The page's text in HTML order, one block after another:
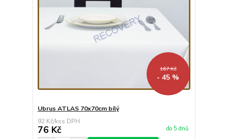
167 Kč
- 45 %
Ubrus ATLAS 70x70cm bílý
92 Kč/ks
76 Kč do 5 dnů